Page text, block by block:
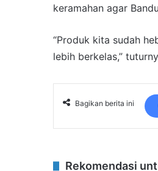
keramahan agar
“Produk kita sudah
lebih berkelas,”
Bagikan berita ini
Rekomendasi